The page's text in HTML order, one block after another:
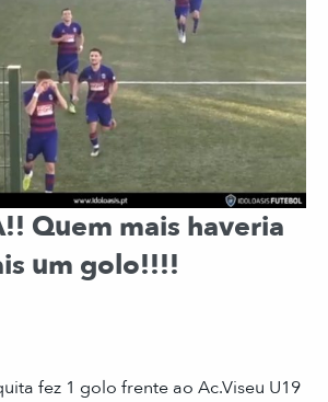
Quem mais haveria
um golo!!!!
fez 1 golo frente ao Ac.Viseu U19